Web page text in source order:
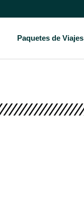
Paquetes de Viajes